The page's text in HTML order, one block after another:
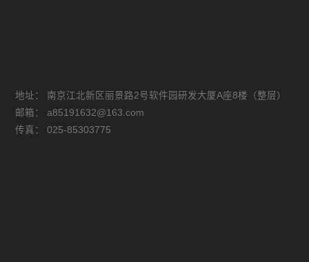
地址：
南京江北新区丽景路2号软件园研发大厦A座8楼（整层）
邮箱：
a85191632@163.com
传真：
025-85303775